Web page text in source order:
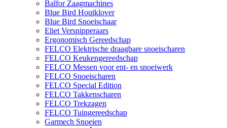
Balfor Zaagmachines
Blue Bird Houtklover
Blue Bird Snoeischaar
Eliet Versnipperaars
Ergonomisch Gereedschap
FELCO Elektrische draagbare snoeischaren
FELCO Keukengereedschap
FELCO Messen voor ent- en snoeiwerk
FELCO Snoeischaren
FELCO Special Edition
FELCO Takkenscharen
FELCO Trekzagen
FELCO Tuingereedschap
Garmech Snoeien